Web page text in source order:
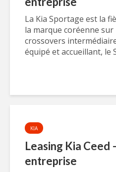
La Kia Sportage est la
la marque coréenne sur
crossovers
équipé et accueillant, le
KIA
Leasing Kia Ceed
entreprise